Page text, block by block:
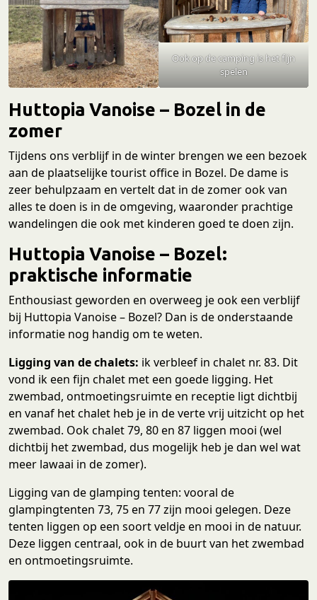
Ook op de camping is het fijn
spelen
Huttopia Vanoise – Bozel in de
zomer
Tijdens ons verblijf in de winter brengen we een bezoek
aan de plaatselijke tourist office in Bozel. De dame is
zeer behulpzaam en vertelt dat in de zomer ook van
alles te doen is in de omgeving, waaronder prachtige
wandelingen die ook met kinderen goed te doen zijn.
Huttopia Vanoise – Bozel:
praktische informatie
Enthousiast geworden en overweeg je ook een verblijf
bij Huttopia Vanoise – Bozel? Dan is de onderstaande
informatie nog handig om te weten.
Ligging van de chalets: ik verbleef in chalet nr. 83. Dit
vond ik een fijn chalet met een goede ligging. Het
zwembad, ontmoetingsruimte en receptie ligt dichtbij
en vanaf het chalet heb je in de verte vrij uitzicht op het
zwembad. Ook chalet 79, 80 en 87 liggen mooi (wel
dichtbij het zwembad, dus mogelijk heb je dan wel wat
meer lawaai in de zomer).
Ligging van de glamping tenten: vooral de
glampingtenten 73, 75 en 77 zijn mooi gelegen. Deze
tenten liggen op een soort veldje en mooi in de natuur.
Deze liggen centraal, ook in de buurt van het zwembad
en ontmoetingsruimte.